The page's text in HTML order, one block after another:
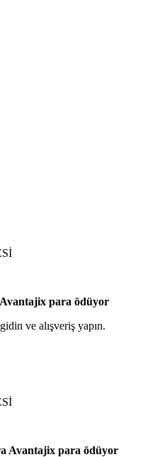
para ödüyor
ve alışveriş yapın.
Avantajix para ödüyor